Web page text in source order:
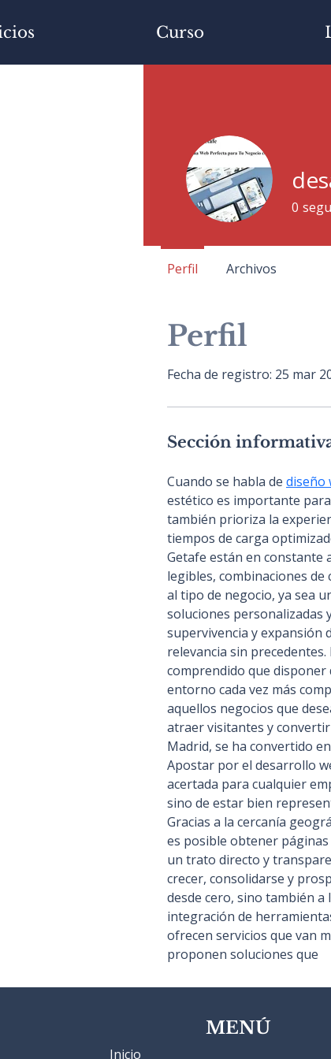
Curso
Perfil
Fecha de registro: 25 mar
Sección
Cuando se habla de diseño
estético es importante
también prioriza la
tiempos de carga
Getafe están en constante
legibles, combinaciones
al tipo de negocio, ya sea
soluciones personalizadas
supervivencia y expansión
relevancia sin
comprendido que disponer
entorno cada vez más
aquellos negocios que
atraer visitantes y
Madrid, se ha convertido
Apostar por el desarrollo
acertada para cualquier
sino de estar bien
Gracias a la cercanía
es posible obtener
un trato directo y
crecer, consolidarse y
desde cero, sino también
integración de
ofrecen servicios que van
proponen soluciones que
0
Perfil Archivos
MENÚ
Inicio